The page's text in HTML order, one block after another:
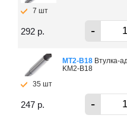
7 шт
292 р. -
МТ2-В18 Втулка-
KM2-В18
35 шт
247 р. -